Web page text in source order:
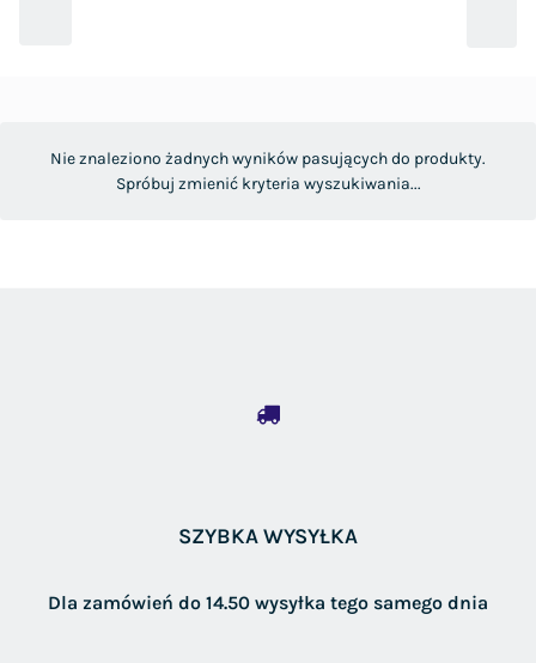
Nie znaleziono żadnych wyników pasujących do produkty.
Spróbuj zmienić kryteria wyszukiwania...
SZYBKA WYSYŁKA
Dla zamówień do 14.50 wysyłka tego samego dnia